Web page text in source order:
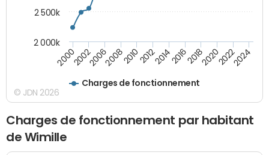
Charges de fonctionnement
200020022006200820102012201420162018202020222024
2 000k
2 500k
© JDN 2026
Charges de fonctionnement par habitant
de Wimille